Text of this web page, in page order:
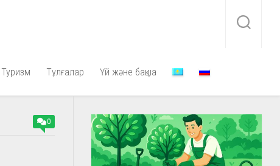
Туризм Тұлғалар Үй және бақша
0